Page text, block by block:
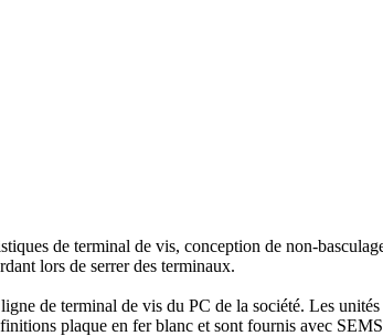
de terminal de vis, conception de non-
lors de serrer des terminaux.
de terminal de vis du PC de la société. Les
plaque en fer blanc et sont fournis avec